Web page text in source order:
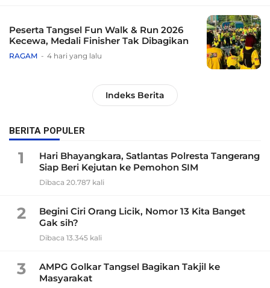
Peserta Tangsel Fun Walk & Run 2026
Kecewa, Medali Finisher Tak Dibagikan
RAGAM 4 hari yang lalu
Indeks Berita
BERITA POPULER
1
Hari Bhayangkara, Satlantas Polresta Tangerang
Siap Beri Kejutan ke Pemohon SIM
Dibaca 20.787 kali
2
Begini Ciri Orang Licik, Nomor 13 Kita Banget
Gak sih?
Dibaca 13.345 kali
3
AMPG Golkar Tangsel Bagikan Takjil ke
Masyarakat